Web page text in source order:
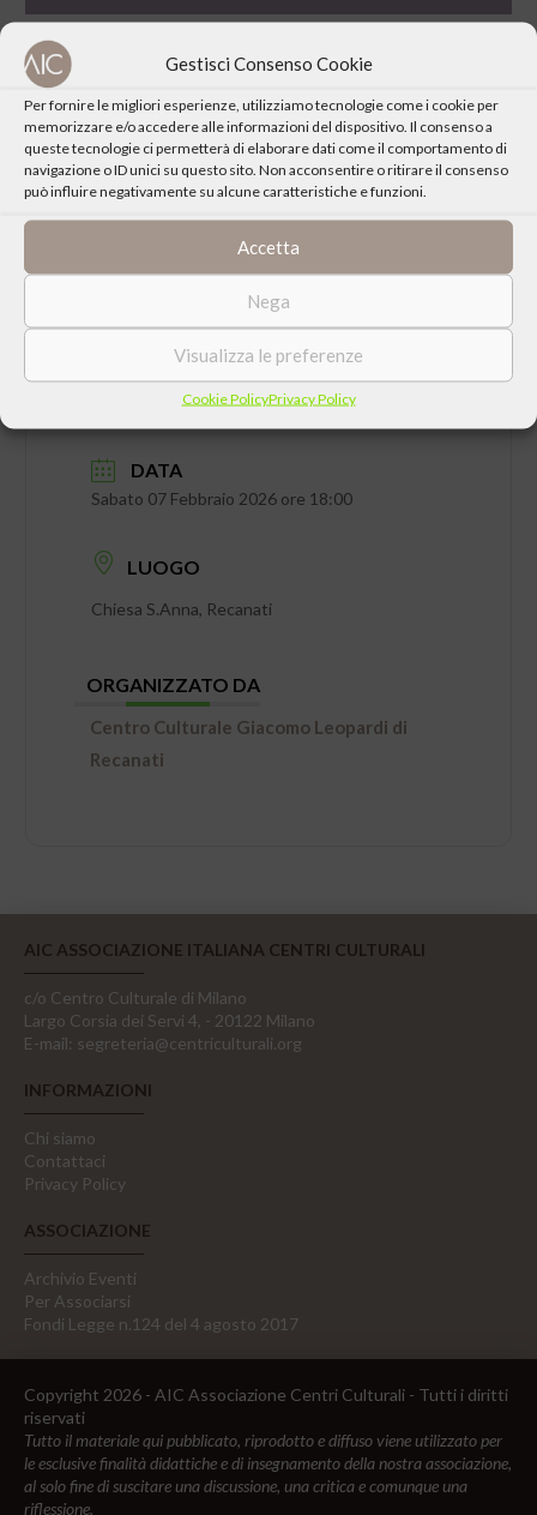
Gestisci Consenso Cookie
Per fornire le migliori esperienze, utilizziamo tecnologie come i cookie per
memorizzare e/o accedere alle informazioni del dispositivo. Il consenso a
queste tecnologie ci permetterà di elaborare dati come il comportamento di
navigazione o ID unici su questo sito. Non acconsentire o ritirare il consenso
può influire negativamente su alcune caratteristiche e funzioni.
Accetta
Nega
Visualizza le preferenze
Cookie PolicyPrivacy Policy
CONDIVIDI QUESTO EVENTO
DATA
Sabato 07 Febbraio 2026 ore 18:00
LUOGO
Chiesa S.Anna, Recanati
ORGANIZZATO DA
Centro Culturale Giacomo Leopardi di
Recanati
AIC ASSOCIAZIONE ITALIANA CENTRI CULTURALI
c/o Centro Culturale di Milano
Largo Corsia dei Servi 4, - 20122 Milano
E-mail: segreteria@centriculturali.org
INFORMAZIONI
Chi siamo
Contattaci
Privacy Policy
ASSOCIAZIONE
Archivio Eventi
Per Associarsi
Fondi Legge n.124 del 4 agosto 2017
Copyright 2026 - AIC Associazione Centri Culturali - Tutti i diritti
riservati
Tutto il materiale qui pubblicato, riprodotto e diffuso viene utilizzato per
le esclusive finalità didattiche e di insegnamento della nostra associazione,
al solo fine di suscitare una discussione, una critica e comunque una
riflessione.